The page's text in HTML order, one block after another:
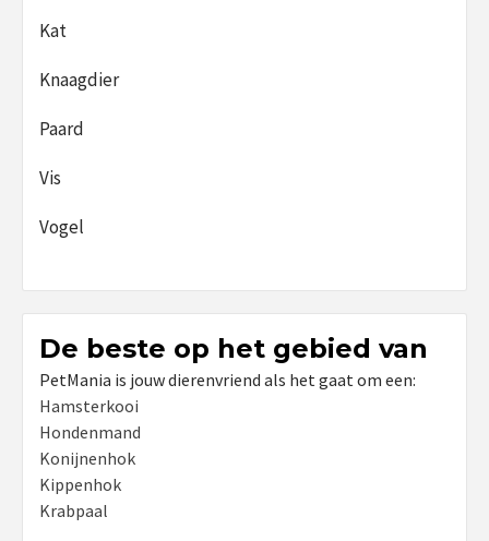
Kat
Knaagdier
Paard
Vis
Vogel
De beste op het gebied van
PetMania is jouw dierenvriend als het gaat om een:
Hamsterkooi
Hondenmand
Konijnenhok
Kippenhok
Krabpaal